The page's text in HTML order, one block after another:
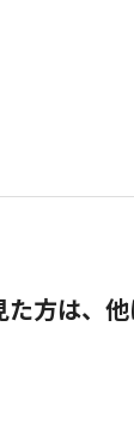
た方は、